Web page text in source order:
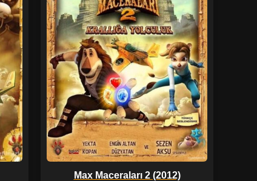
Max Maceraları 2 (2012)